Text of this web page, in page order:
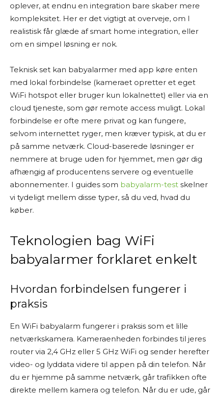
oplever, at endnu en integration bare skaber mere
kompleksitet. Her er det vigtigt at overveje, om I
realistisk får glæde af smart home integration, eller
om en simpel løsning er nok.
Teknisk set kan babyalarmer med app køre enten
med lokal forbindelse (kameraet opretter et eget
WiFi hotspot eller bruger kun lokalnettet) eller via en
cloud tjeneste, som gør remote access muligt. Lokal
forbindelse er ofte mere privat og kan fungere,
selvom internettet ryger, men kræver typisk, at du er
på samme netværk. Cloud-baserede løsninger er
nemmere at bruge uden for hjemmet, men gør dig
afhængig af producentens servere og eventuelle
abonnementer. I guides som babyalarm-test skelner
vi tydeligt mellem disse typer, så du ved, hvad du
køber.
Teknologien bag WiFi
babyalarmer forklaret enkelt
Hvordan forbindelsen fungerer i
praksis
En WiFi babyalarm fungerer i praksis som et lille
netværkskamera. Kameraenheden forbindes til jeres
router via 2,4 GHz eller 5 GHz WiFi og sender herefter
video- og lyddata videre til appen på din telefon. Når
du er hjemme på samme netværk, går trafikken ofte
direkte mellem kamera og telefon. Når du er ude, går